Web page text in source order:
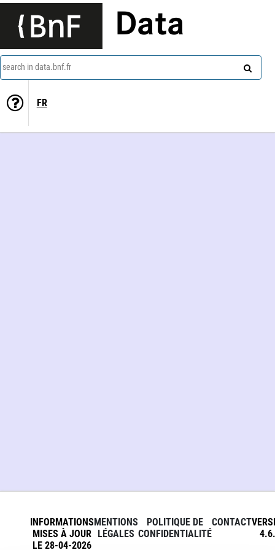
Data
search in data.bnf.fr
FR
INFORMATIONS
MISES À JOUR
LE 28-04-2026
MENTIONS
LÉGALES
POLITIQUE DE
CONFIDENTIALITÉ
CONTACT